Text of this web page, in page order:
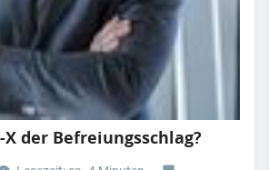
der Befreiungsschlag?